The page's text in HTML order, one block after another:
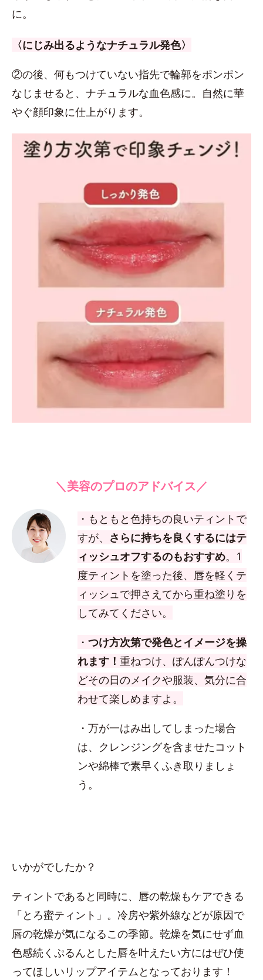
に。
〈にじみ出るようなナチュラル発色〉
②の後、何もつけていない指先で輪郭をポンポン
なじませると、ナチュラルな血色感に。自然に華
やぐ顔印象に仕上がります。
＼美容のプロのアドバイス／
・もともと色持ちの良いティントで
すが、 さらに持ちを良くするにはテ
ィッシュオフするのもおすすめ。1
度ティントを塗った後、唇を軽くテ
ィッシュで押さえてから重ね塗りを
してみてください。
・ つけ方次第で発色とイメージを操
れます！ 重ねつけ、ぽんぽんつけな
どその日のメイクや服装、気分に合
わせて楽しめますよ。
・万が一はみ出してしまった場合
は、クレンジングを含ませたコット
ンや綿棒で素早くふき取りましょ
う。
いかがでしたか？
ティントであると同時に、唇の乾燥もケアできる
「とろ蜜ティント」。冷房や紫外線などが原因で
唇の乾燥が気になるこの季節。乾燥を気にせず血
色感続くぷるんとした唇を叶えたい方にはぜひ使
ってほしいリップアイテムとなっております！